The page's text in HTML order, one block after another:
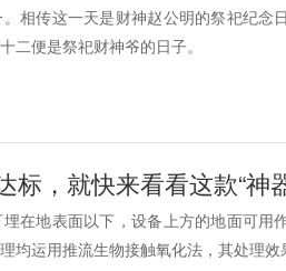
相传这一天是财神赵公明的祭祀纪念
二便是祭祀财神爷的日子。
，就快来看看这款“神
在地表面以下，设备上方的地面可用
均运用推流生物接触氧化法，其处理